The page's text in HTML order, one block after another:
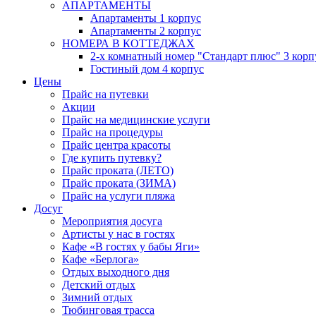
АПАРТАМЕНТЫ
Апартаменты 1 корпус
Апартаменты 2 корпус
НОМЕРА В КОТТЕДЖАХ
2-х комнатный номер "Стандарт плюс" 3
Гостиный дом 4 корпус
Цены
Прайс на путевки
Акции
Прайс на медицинские услуги
Прайс на процедуры
Прайс центра красоты
Где купить путевку?
Прайс проката (ЛЕТО)
Прайс проката (ЗИМА)
Прайс на услуги пляжа
Досуг
Мероприятия досуга
Артисты у нас в гостях
Кафе «В гостях у бабы Яги»
Кафе «Берлога»
Отдых выходного дня
Детский отдых
Зимний отдых
Тюбинговая трасса